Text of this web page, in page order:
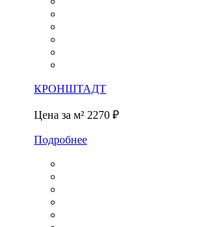
КРОНШТАДТ
Цена за м² 2270 ₽
Подробнее